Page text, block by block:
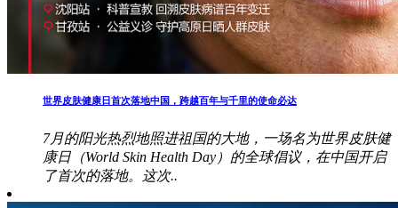
世界皮肤健康日首次落地中国，跨越百年与千里的使命必达
7月的阳光热烈地照进祖国的大地，一场名为世界皮肤健
康日（World Skin Health Day）的全球倡议，在中国开启
了首次的落地。这次..